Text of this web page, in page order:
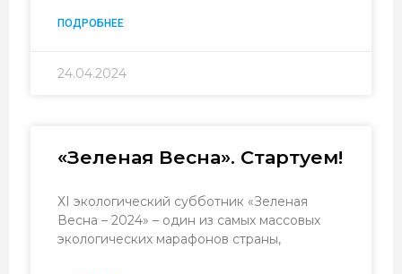
ПОДРОБНЕЕ
24.04.2024
«Зеленая Весна». Стартуем!
ХI экологический субботник «Зеленая
Весна – 2024» – один из самых массовых
экологических марафонов страны,